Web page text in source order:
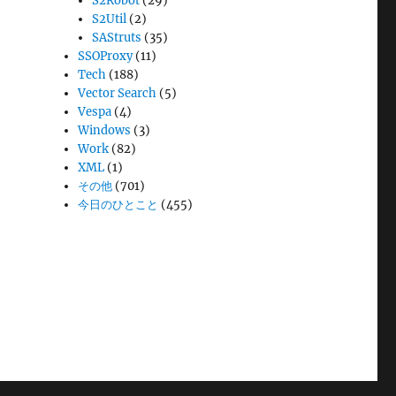
S2Util (2)
SAStruts (35)
SSOProxy(11)
Tech (188)
Vector Search (5)
Vespa (4)
Windows (3)
Work (82)
XML (1)
その他 (701)
今日のひとこと (455)